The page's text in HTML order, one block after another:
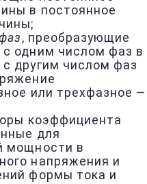
в постоянное
, преобразующие
одним числом фаз в
другим числом фаз
или трехфазное —
коэффициента
для
мощности в
напряжения и
формы тока и